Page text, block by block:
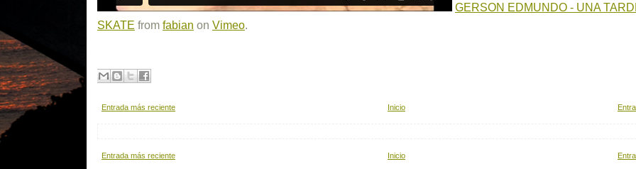
GERSON EDMUNDO - UNA
SKATE from fabian on Vimeo.
Entrada más reciente Inicio
Entrada más reciente Inicio